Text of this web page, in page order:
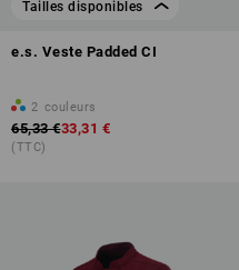
Tailles disponibles
e.s. Veste Padded CI
2 couleurs
65,33 €33,31 €
(TTC)